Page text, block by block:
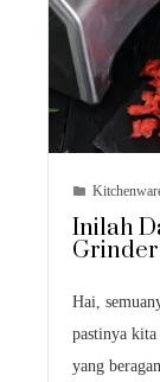
Inilah
Hai,
pastinya kita
yang